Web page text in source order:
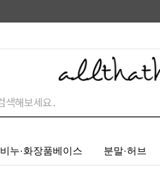
비누·화장품베이스 분말·허브